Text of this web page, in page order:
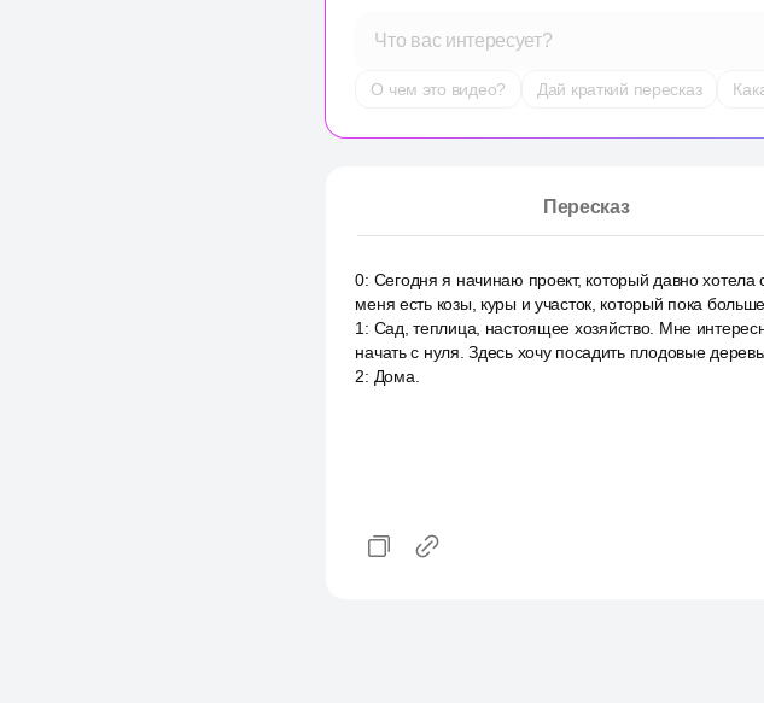
Что вас интересует?
О чем это видео? Дай краткий пересказ
Пересказ
0: Сегодня я начинаю проект, который давно
меня есть козы, куры и участок, который пока
1 : Сад, теплица, настоящее хозяйство. Мне
начать с нуля. Здесь хочу посадить плодовые
2: Дома.